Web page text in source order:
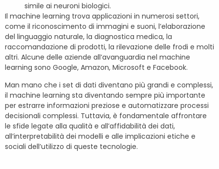
simile ai neuroni biologici.
Il machine learning trova applicazioni in numerosi settori,
come il riconoscimento di immagini e suoni, l’elaborazione
del linguaggio naturale, la diagnostica medica, la
raccomandazione di prodotti, la rilevazione delle frodi e molti
altri. Alcune delle aziende all’avanguardia nel machine
learning sono Google, Amazon, Microsoft e Facebook.
Man mano che i set di dati diventano più grandi e complessi,
il machine learning sta diventando sempre più importante
per estrarre informazioni preziose e automatizzare processi
decisionali complessi. Tuttavia, è fondamentale affrontare
le sfide legate alla qualità e all’affidabilità dei dati,
all’interpretabilità dei modelli e alle implicazioni etiche e
sociali dell’utilizzo di queste tecnologie.